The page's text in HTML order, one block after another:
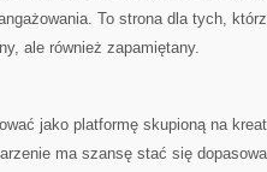
To strona dla tych,
ale również zapamiętany.
jako platformę skupioną na
ma szansę stać się